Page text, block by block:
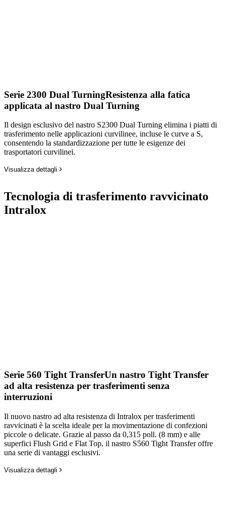
Serie 2300 Dual TurningResistenza alla fatica
applicata al nastro Dual Turning
Il design esclusivo del nastro S2300 Dual Turning elimina i piatti di
trasferimento nelle applicazioni curvilinee, incluse le curve a S,
consentendo la standardizzazione per tutte le esigenze dei
trasportatori curvilinei.
Visualizza dettagli
Tecnologia di trasferimento ravvicinato
Intralox
Serie 560 Tight TransferUn nastro Tight Transfer
ad alta resistenza per trasferimenti senza
interruzioni
Il nuovo nastro ad alta resistenza di Intralox per trasferimenti
ravvicinati è la scelta ideale per la movimentazione di confezioni
piccole o delicate. Grazie al passo da 0,315 poll. (8 mm) e alle
superfici Flush Grid e Flat Top, il nastro S560 Tight Transfer offre
una serie di vantaggi esclusivi.
Visualizza dettagli